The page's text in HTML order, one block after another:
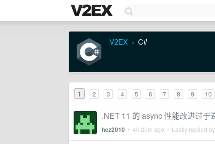
V2EX › C#
1 2 3 4 5 6 7 8 9 10
.NET 11 的 async 性能改进过于
hez2010 • 4h 20m ago • Lastly replied by